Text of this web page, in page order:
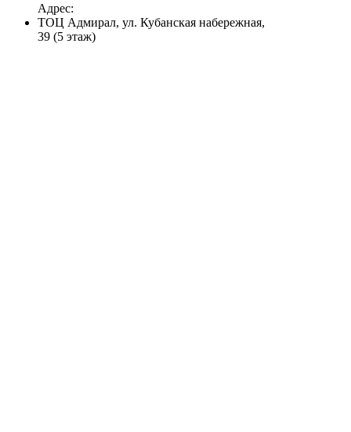
Адрес:
ТОЦ Адмирал, ул. Кубанская набережная,
39 (5 этаж)